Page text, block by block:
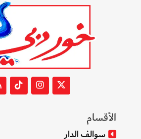
الأقسام
سوالف الدار